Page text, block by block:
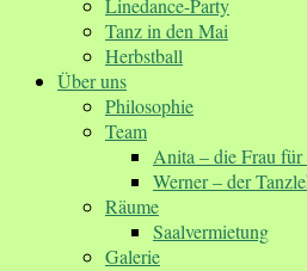
Linedance-Party
Tanz in den Mai
Herbstball
Über uns
Philosophie
Team
Anita – die Frau für
Werner – der
Räume
Saalvermietung
Galerie